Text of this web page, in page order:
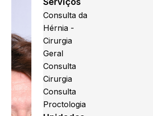
Consulta da
Hérnia -
Cirurgia
Geral
Consulta
Cirurgia
Consulta
Proctologia